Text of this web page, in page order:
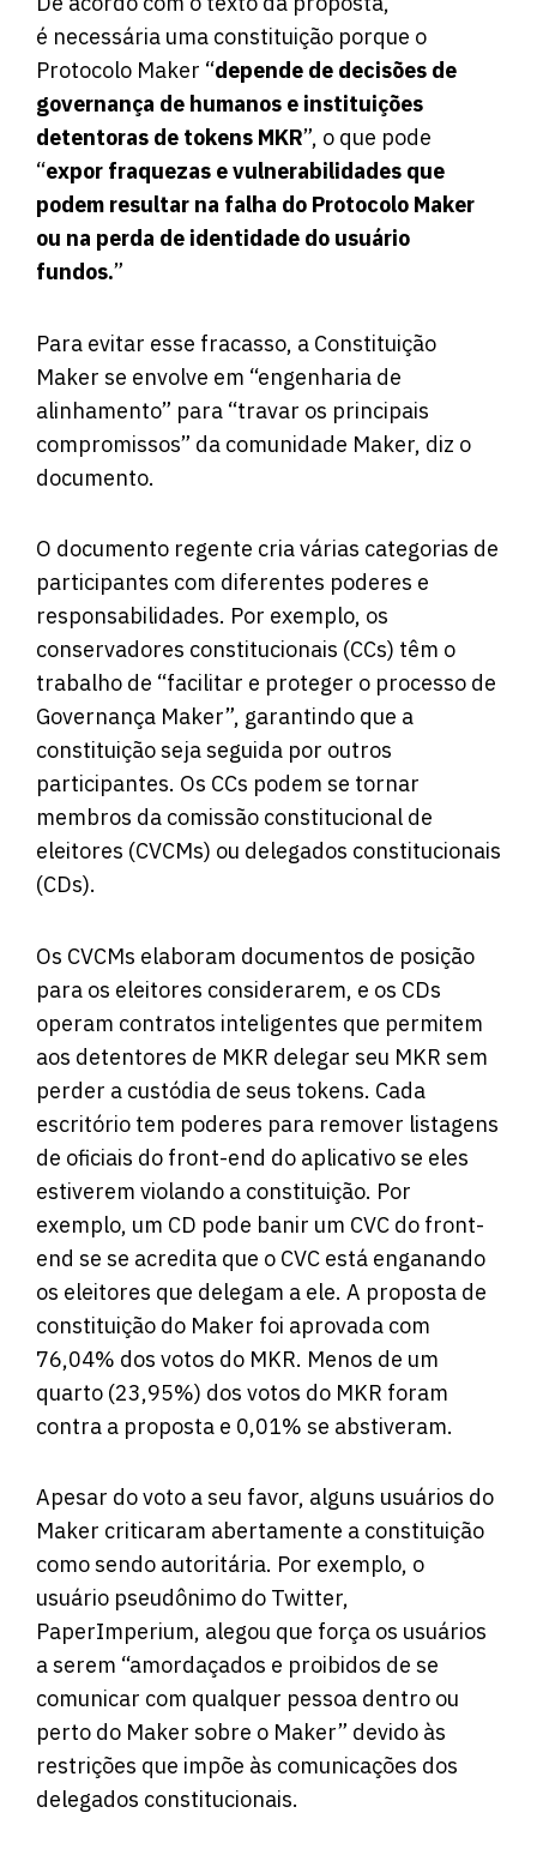
é necessária uma constituição porque o
Protocolo Maker “depende de decisões de
governança de humanos e instituições
detentoras de tokens MKR”, o que pode
“expor fraquezas e vulnerabilidades que
podem resultar na falha do Protocolo Maker
ou na perda de identidade do usuário
fundos.”
Para evitar esse fracasso, a Constituição
Maker se envolve em “engenharia de
alinhamento” para “travar os principais
compromissos” da comunidade Maker, diz o
documento.
O documento regente cria várias categorias de
participantes com diferentes poderes e
responsabilidades. Por exemplo, os
conservadores constitucionais (CCs) têm o
trabalho de “facilitar e proteger o processo de
Governança Maker”, garantindo que a
constituição seja seguida por outros
participantes. Os CCs podem se tornar
membros da comissão constitucional de
eleitores (CVCMs) ou delegados constitucionais
(CDs).
Os CVCMs elaboram documentos de posição
para os eleitores considerarem, e os CDs
operam contratos inteligentes que permitem
aos detentores de MKR delegar seu MKR sem
perder a custódia de seus tokens. Cada
escritório tem poderes para remover listagens
de oficiais do front-end do aplicativo se eles
estiverem violando a constituição. Por
exemplo, um CD pode banir um CVC do front-
end se se acredita que o CVC está enganando
os eleitores que delegam a ele. A proposta de
constituição do Maker foi aprovada com
76,04% dos votos do MKR. Menos de um
quarto (23,95%) dos votos do MKR foram
contra a proposta e 0,01% se abstiveram.
Apesar do voto a seu favor, alguns usuários do
Maker criticaram abertamente a constituição
como sendo autoritária. Por exemplo, o
usuário pseudônimo do Twitter,
PaperImperium, alegou que força os usuários
a serem “amordaçados e proibidos de se
comunicar com qualquer pessoa dentro ou
perto do Maker sobre o Maker” devido às
restrições que impõe às comunicações dos
delegados constitucionais.